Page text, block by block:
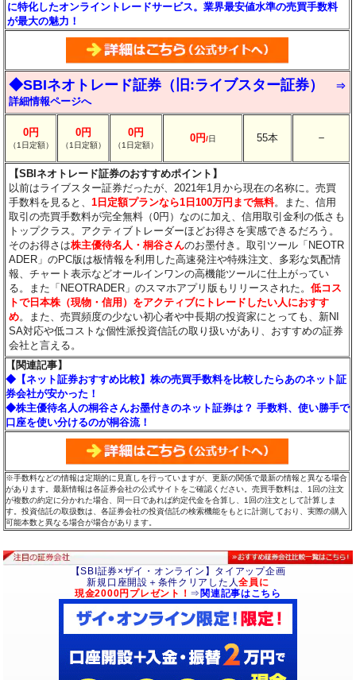
に特化したオンライントレードサービス。業界最安値水準の売買手数料
が最大の魅力！
◆SBIネオトレード証券（旧:ライブスター証券）
⇒
詳細情報ページへ
0円
（1日定額）
0円
（1日定額）
0円
（1日定額）
0円/日 55本 －
【SBIネオトレード証券のおすすめポイント】
以前はライブスター証券だったが、2021年1月から現在の名称に。売買
手数料を見ると、1日定額プランなら1日100万円まで無料。また、信用
取引の売買手数料が完全無料（0円）なのに加え、信用取引金利の低さも
トップクラス。アクティブトレーダーほどお得さを実感できるだろう。
そのお得さは株主優待名人・桐谷さんのお墨付き。取引ツール「NEOTR
ADER」のPC版は板情報を利用した高速発注や特殊注文、多彩な気配情
報、チャート表示などオールインワンの高機能ツールに仕上がってい
る。また「NEOTRADER」のスマホアプリ版もリリースされた。低コス
トで日本株（現物・信用）をアクティブにトレードしたい人におすす
め。また、売買頻度の少ない初心者や中長期の投資家にとっても、新NI
SA対応や低コストな個性派投資信託の取り扱いがあり、おすすめの証券
会社と言える。
【関連記事】
◆【ネット証券おすすめ比較】株の売買手数料を比較したらあのネット証
券会社が安かった！
◆株主優待名人の桐谷さんお墨付きのネット証券は？ 手数料、使い勝手で
口座を使い分けるのが桐谷流！
※手数料などの情報は定期的に見直しを行っていますが、更新の関係で最新の情報と異なる場合
があります。最新情報は各証券会社の公式サイトをご確認ください。売買手数料は、1回の注文
が複数の約定に分かれた場合、同一日であれば約定代金を合算し、1回の注文として計算しま
す。投資信託の取扱数は、各証券会社の投資信託の検索機能をもとに計測しており、実際の購入
可能本数と異なる場合が場合があります。
【SBI証券×ザイ・オンライン】タイアップ企画
新規口座開設＋条件クリアした人全員に
現金2000円プレゼント！ ⇒ 関連記事はこちら